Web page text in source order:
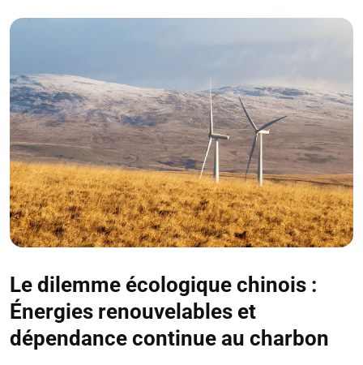
Le dilemme écologique chinois :
Énergies renouvelables et
dépendance continue au charbon